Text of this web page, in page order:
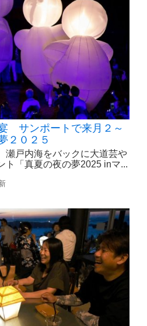
サンポートで来月２～
２０２５
瀬戸内海をバックに大道芸や
ト「真夏の夜の夢2025 inマ...